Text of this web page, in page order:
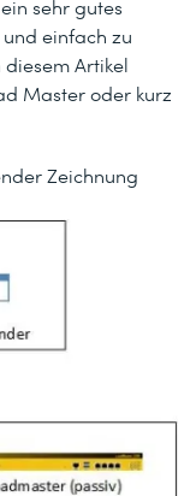
sehr gutes
einfach zu
Artikel
Master oder kurz
Zeichnung